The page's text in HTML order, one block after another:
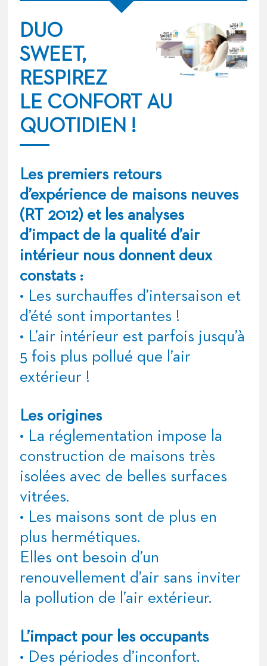
DUO
SWEET,
RESPIREZ
LE CONFORT AU
QUOTIDIEN !
Les premiers retours
d’expérience de maisons neuves
(RT 2012) et les analyses
d’impact de la qualité d’air
intérieur nous donnent deux
constats :
• Les surchauffes d’intersaison et
d’été sont importantes !
• L’air intérieur est parfois jusqu’à
5 fois plus pollué que l’air
extérieur !
Les origines
• La réglementation impose la
construction de maisons très
isolées avec de belles surfaces
vitrées.
• Les maisons sont de plus en
plus hermétiques.
Elles ont besoin d’un
renouvellement d’air sans inviter
la pollution de l’air extérieur.
L’impact pour les occupants
• Des périodes d’inconfort.